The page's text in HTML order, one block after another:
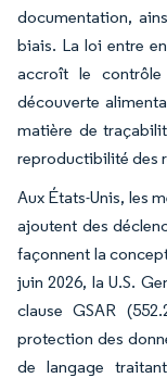
documentation,
biais. La loi entre
accroît le
découverte
matière de
reproductibilité des
Aux États-Unis, les
ajoutent des
façonnent la
juin 2026, la U.S.
clause GSAR
protection des
de langage